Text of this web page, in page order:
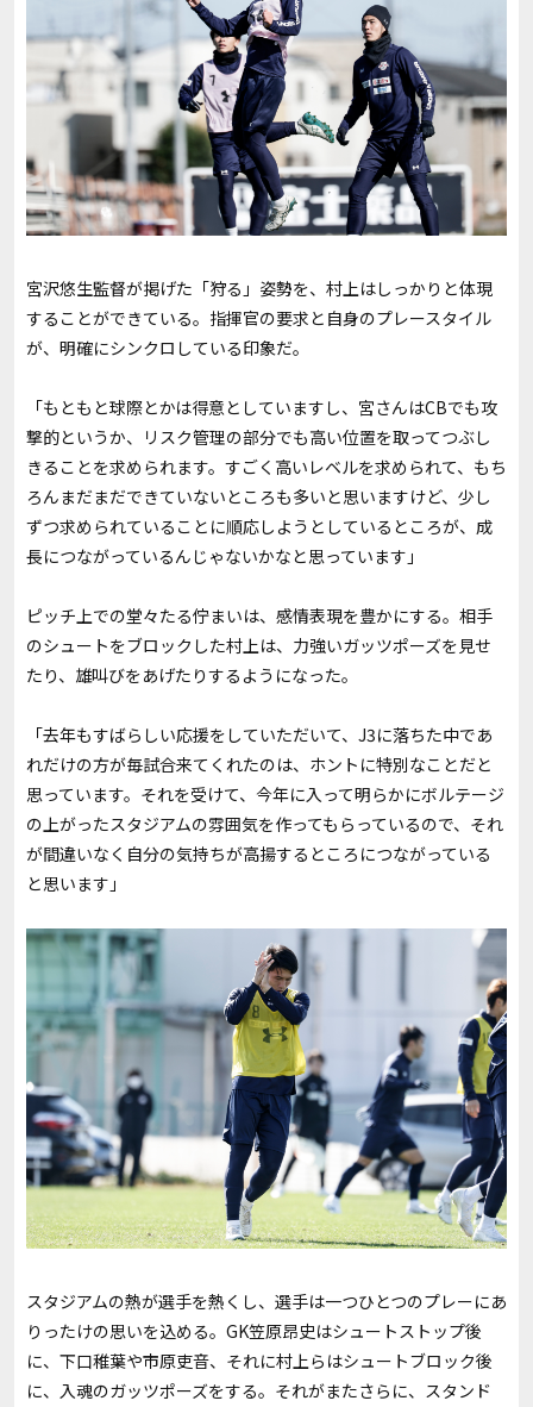
宮沢悠生監督が掲げた「狩る」姿勢を、村上はしっかりと体現
することができている。指揮官の要求と自身のプレースタイル
が、明確にシンクロしている印象だ。
「もともと球際とかは得意としていますし、宮さんはCBでも攻
撃的というか、リスク管理の部分でも高い位置を取ってつぶし
きることを求められます。すごく高いレベルを求められて、もち
ろんまだまだできていないところも多いと思いますけど、少し
ずつ求められていることに順応しようとしているところが、成
長につながっているんじゃないかなと思っています」
ピッチ上での堂々たる佇まいは、感情表現を豊かにする。相手
のシュートをブロックした村上は、力強いガッツポーズを見せ
たり、雄叫びをあげたりするようになった。
「去年もすばらしい応援をしていただいて、 J3に落ちた中であ
れだけの方が毎試合来てくれたのは、ホントに特別なことだと
思っています。それを受けて、今年に入って明らかにボルテージ
の上がったスタジアムの雰囲気を作ってもらっているので、それ
が間違いなく自分の気持ちが高揚するところにつながっている
と思います」
スタジアムの熱が選手を熱くし、選手は一つひとつのプレーにあ
りったけの思いを込める。GK笠原昂史はシュートストップ後
に、下口稚葉や市原吏音、それに村上らはシュートブロック後
に、入魂のガッツポーズをする。それがまたさらに、スタンド